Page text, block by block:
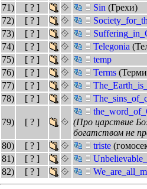
71)
[ ? ] Sin (Грехи)
72)
[ ? ]
73)
[ ? ]
74)
[ ? ] Telegonia
75)
[ ? ]
temp
76)
[ ? ] Terms
77)
[ ? ]
78)
[ ? ]
79) [ ? ]
(Про царствие
богатством не
80)
[ ? ] triste
81)
[ ? ]
82)
[ ? ]